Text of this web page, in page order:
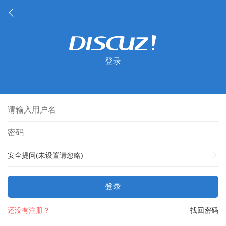
登录
安全提问(未设置请忽略)
登录
找回密码
还没有注册？